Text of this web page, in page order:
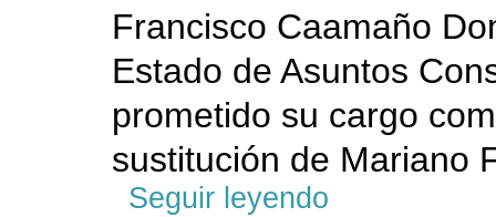
Francisco Caamaño
Estado de Asuntos
prometido su cargo
sustitución de Mariano
Seguir leyendo